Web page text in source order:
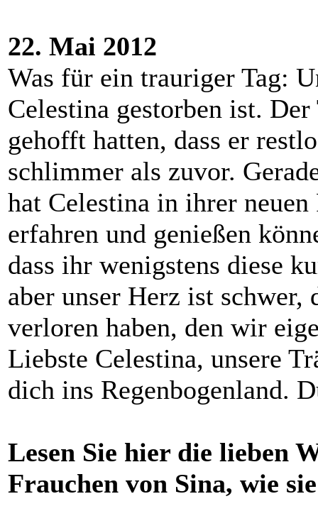
22. Mai 2012
Was für ein trauriger Tag:
Celestina gestorben ist.
gehofft hatten, dass er
schlimmer als zuvor.
hat Celestina in ihrer
erfahren und genießen
dass ihr wenigstens diese
aber unser Herz ist
verloren haben, den wir
Liebste Celestina, unsere
dich ins Regenbogenland.
Lesen Sie hier die lieben
Frauchen von Sina, wie